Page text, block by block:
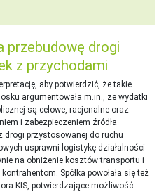
przebudowę drogi
z przychodami
aby potwierdzić, że takie
argumentowała m.in., że wydatki
są celowe, racjonalne oraz
i zabezpieczeniem źródła
przystosowanej do ruchu
usprawni logistykę działalności
na obniżenie kosztów transportu i
Spółka powołała się też
KIS, potwierdzające możliwość